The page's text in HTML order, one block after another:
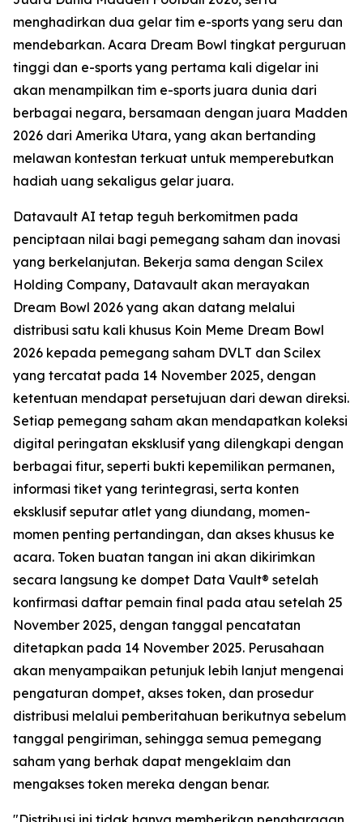
menghadirkan dua gelar tim e-sports yang seru dan
mendebarkan. Acara Dream Bowl tingkat perguruan
tinggi dan e-sports yang pertama kali digelar ini
akan menampilkan tim e-sports juara dunia dari
berbagai negara, bersamaan dengan juara Madden
2026 dari Amerika Utara, yang akan bertanding
melawan kontestan terkuat untuk memperebutkan
hadiah uang sekaligus gelar juara.
Datavault AI tetap teguh berkomitmen pada
penciptaan nilai bagi pemegang saham dan inovasi
yang berkelanjutan. Bekerja sama dengan Scilex
Holding Company, Datavault akan merayakan
Dream Bowl 2026 yang akan datang melalui
distribusi satu kali khusus Koin Meme Dream Bowl
2026 kepada pemegang saham DVLT dan Scilex
yang tercatat pada 14 November 2025, dengan
ketentuan mendapat persetujuan dari dewan direksi.
Setiap pemegang saham akan mendapatkan koleksi
digital peringatan eksklusif yang dilengkapi dengan
berbagai fitur, seperti bukti kepemilikan permanen,
informasi tiket yang terintegrasi, serta konten
eksklusif seputar atlet yang diundang, momen-
momen penting pertandingan, dan akses khusus ke
acara. Token buatan tangan ini akan dikirimkan
secara langsung ke dompet Data Vault® setelah
konfirmasi daftar pemain final pada atau setelah 25
November 2025, dengan tanggal pencatatan
ditetapkan pada 14 November 2025. Perusahaan
akan menyampaikan petunjuk lebih lanjut mengenai
pengaturan dompet, akses token, dan prosedur
distribusi melalui pemberitahuan berikutnya sebelum
tanggal pengiriman, sehingga semua pemegang
saham yang berhak dapat mengeklaim dan
mengakses token mereka dengan benar.